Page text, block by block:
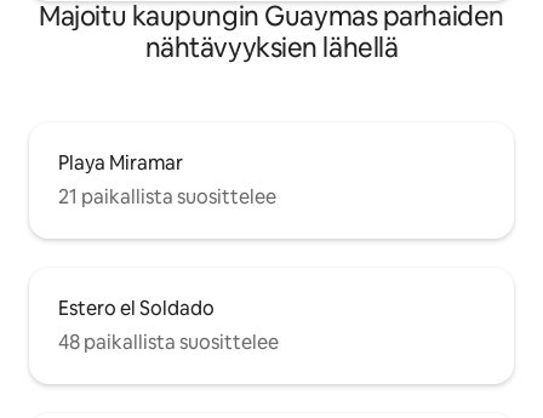
Majoitu kaupungin Guaymas parhaiden
nähtävyyksien lähellä
Playa Miramar
21 paikallista suosittelee
Estero el Soldado
48 paikallista suosittelee